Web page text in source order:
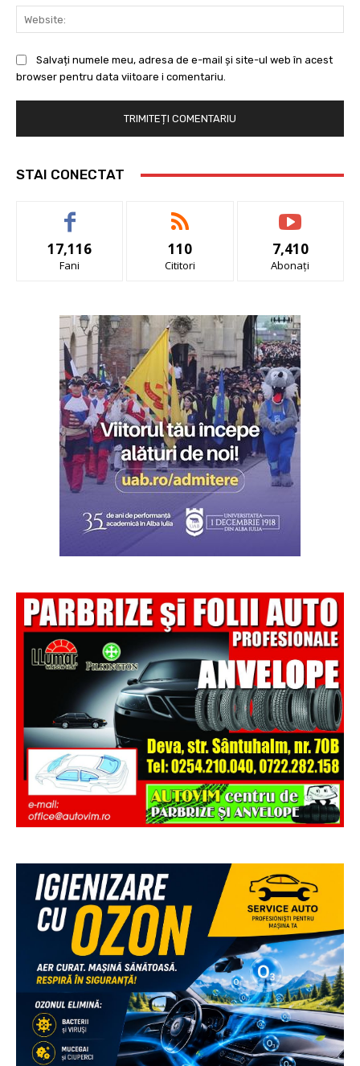
Salvați numele meu, adresa de e-mail și site-ul web în acest
browser pentru data viitoare i comentariu.
STAI CONECTAT
17,116
Fani
110
Cititori
7,410
Abonați